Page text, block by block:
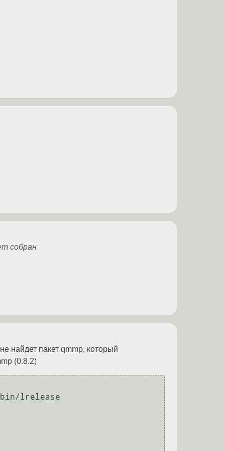
собран
найдет пакет qmmp, который
(0.8.2)
lrelease